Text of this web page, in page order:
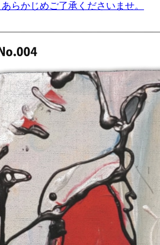
あらかじめご了承くださいませ。